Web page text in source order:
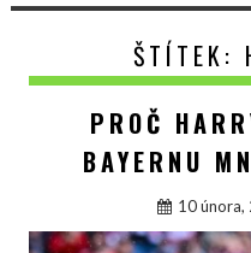
ŠTÍTEK:
PROČ
BAYERNU
10 února,